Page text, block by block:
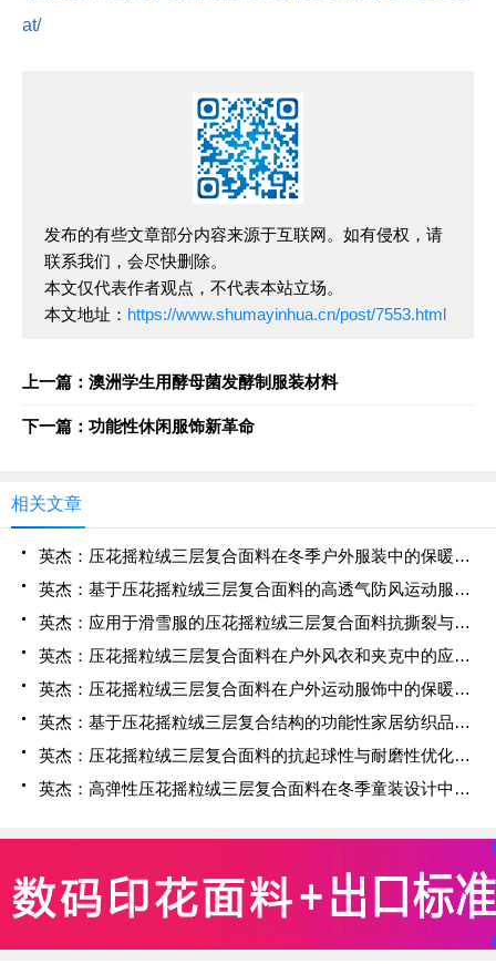
at/
发布的有些文章部分内容来源于互联网。如有侵权，请
联系我们，会尽快删除。
本文仅代表作者观点，不代表本站立场。
本文地址： https://www.shumayinhua.cn/post/7553.html
上一篇：澳洲学生用酵母菌发酵制服装材料
下一篇：功能性休闲服饰新革命
相关文章
英杰：压花摇粒绒三层复合面料在冬季户外服装中的保暖性能优化研究
英杰：基于压花摇粒绒三层复合面料的高透气防风运动服饰开发
英杰：应用于滑雪服的压花摇粒绒三层复合面料抗撕裂与耐磨性提升技术
英杰：压花摇粒绒三层复合面料在户外风衣和夹克中的应用与性能
英杰：压花摇粒绒三层复合面料在户外运动服饰中的保暖与透气性能研究
英杰：基于压花摇粒绒三层复合结构的功能性家居纺织品开发与应用
英杰：压花摇粒绒三层复合面料的抗起球性与耐磨性优化技术分析
英杰：高弹性压花摇粒绒三层复合面料在冬季童装设计中的应用实践